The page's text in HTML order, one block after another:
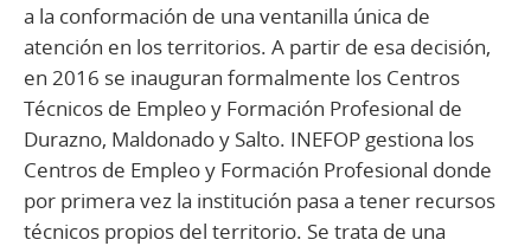
a la conformación de una ventanilla única de
atención en los territorios. A partir de esa decisión,
en 2016 se inauguran formalmente los Centros
Técnicos de Empleo y Formación Profesional de
Durazno, Maldonado y Salto. INEFOP gestiona los
Centros de Empleo y Formación Profesional donde
por primera vez la institución pasa a tener recursos
técnicos propios del territorio. Se trata de una